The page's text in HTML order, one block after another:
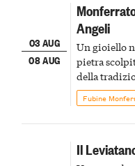
03 AUG
08 AUG
Angeli
Un gioiello
pietra
della
Fubine
Il